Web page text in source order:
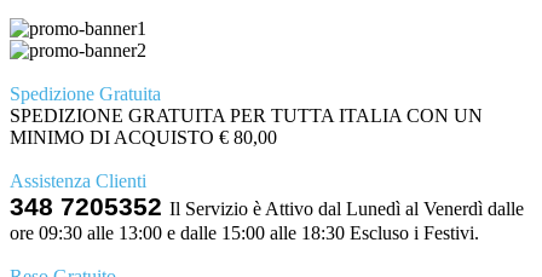
Spedizione Gratuita
SPEDIZIONE GRATUITA PER TUTTA ITALIA CON UN
MINIMO DI ACQUISTO € 80,00
Assistenza Clienti
348 7205352 Il Servizio è Attivo dal Lunedì al Venerdì dalle
ore 09:30 alle 13:00 e dalle 15:00 alle 18:30 Escluso i Festivi.